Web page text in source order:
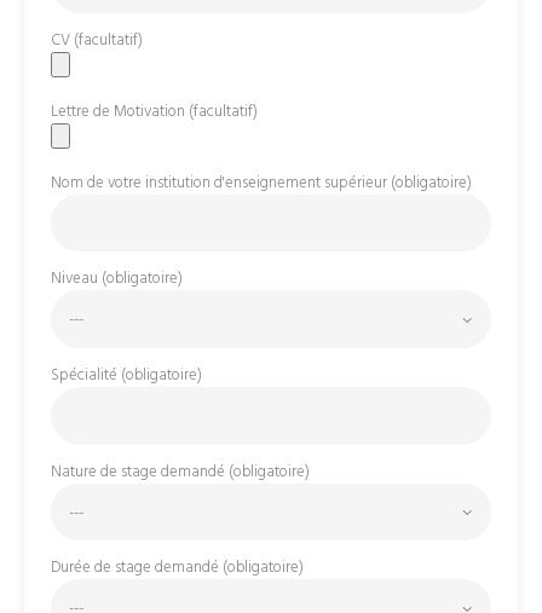
CV (facultatif)
Lettre de Motivation (facultatif)
Nom de votre institution d'enseignement supérieur (obligatoire)
Niveau (obligatoire)
Spécialité (obligatoire)
Nature de stage demandé (obligatoire)
Durée de stage demandé (obligatoire)